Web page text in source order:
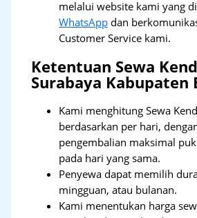
melalui website kami yang
WhatsApp dan
Customer Service kami.
Ketentuan Sewa
Surabaya Kabupaten
Kami menghitung Sewa
berdasarkan per hari,
pengembalian maksimal
pada hari yang sama.
Penyewa dapat memilih
mingguan, atau bulanan.
Kami menentukan harga